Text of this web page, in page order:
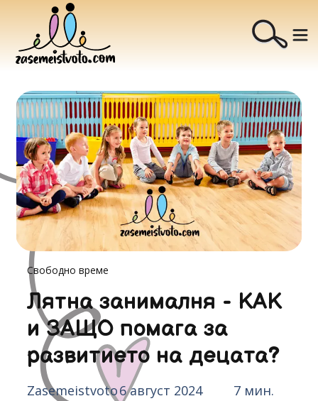
Свободно време
Лятна занималня - КАК
и ЗАЩО помага за
развитието на децата?
Zasemeistvoto6 август 2024 7 мин.